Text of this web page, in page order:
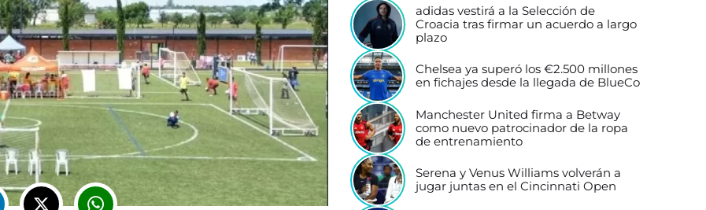
adidas vestirá a la Selección de
Croacia tras firmar un acuerdo a largo
plazo
Chelsea ya superó los €2.500 millones
en fichajes desde la llegada de BlueCo
Manchester United firma a Betway
como nuevo patrocinador de la ropa
de entrenamiento
Serena y Venus Williams volverán a
jugar juntas en el Cincinnati Open